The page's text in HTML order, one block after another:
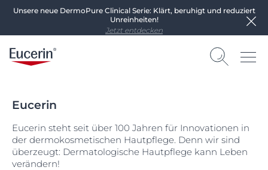
Unsere neue DermoPure Clinical Serie: Klärt, beruhigt und reduziert
Unreinheiten!
Jetzt entdecken
Eucerin
Eucerin steht seit über 100 Jahren für Innovationen in
der dermokosmetischen Hautpflege. Denn wir sind
überzeugt: Dermatologische Hautpflege kann Leben
verändern!